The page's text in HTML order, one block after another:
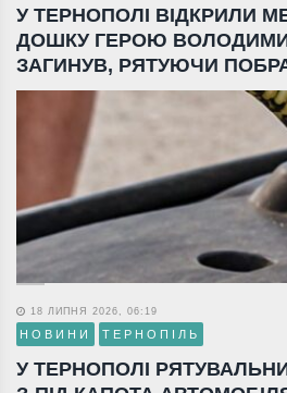
У ТЕРНОПОЛІ ВІДКРИЛИ
ДОШКУ ГЕРОЮ
ЗАГИНУВ, РЯТУЮЧИ
18 ЛИПНЯ 2026, 06:19
НОВИНИ ТЕРНОПІЛЬ
У ТЕРНОПОЛІ